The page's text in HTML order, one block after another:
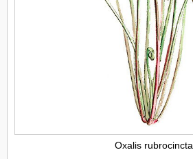
Oxalis rubrocincta